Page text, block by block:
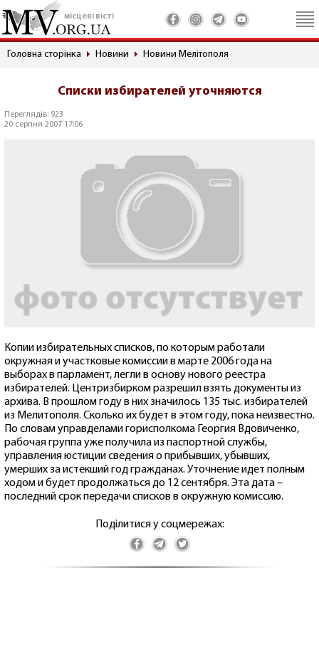
місцеві вісті
Головна сторінка Новини Новини Мелітополя
Списки избирателей уточняются
Переглядів: 923
20 серпня 2007 17:06
Копии избирательных списков, по которым работали
окружная и участковые комиссии в марте 2006 года на
выборах в парламент, легли в основу нового реестра
избирателей. Центризбирком разрешил взять документы из
архива. В прошлом году в них значилось 135 тыс. избирателей
из Мелитополя. Сколько их будет в этом году, пока неизвестно.
По словам управделами горисполкома Георгия Вдовиченко,
рабочая группа уже получила из паспортной службы,
управления юстиции сведения о прибывших, убывших,
умерших за истекший год гражданах. Уточнение идет полным
ходом и будет продолжаться до 12 сентября. Эта дата –
последний срок передачи списков в окружную комиссию.
Поділитися у соцмережах: